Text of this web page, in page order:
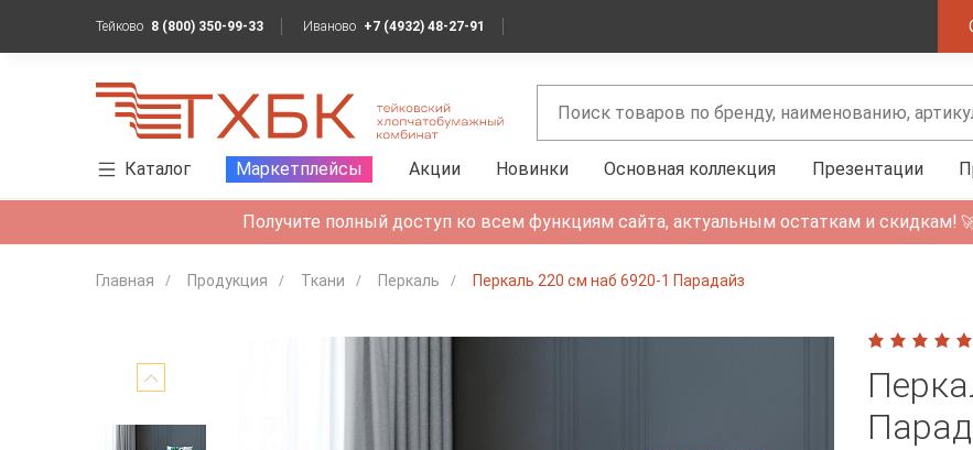
Тейково 8 (800) 350-99-33 Иваново +7 (4932) 48-27-91
Каталог Маркетплейсы Акции Новинки Основная коллекция Презентации
Получите полный доступ ко всем функциям сайта, актуальным остаткам и скидкам!
Главная Продукция Ткани Перкаль Перкаль 220 см наб 6920-1 Парадайз